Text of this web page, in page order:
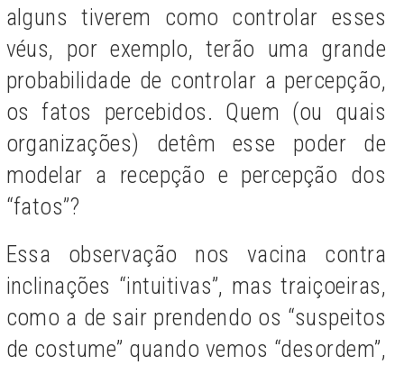
alguns tiverem como controlar esses
véus, por exemplo, terão uma grande
probabilidade de controlar a percepção,
os fatos percebidos. Quem (ou quais
organizações) detêm esse poder de
modelar a recepção e percepção dos
“fatos”?
Essa observação nos vacina contra
inclinações “intuitivas”, mas traiçoeiras,
como a de sair prendendo os “suspeitos
de costume” quando vemos “desordem”,